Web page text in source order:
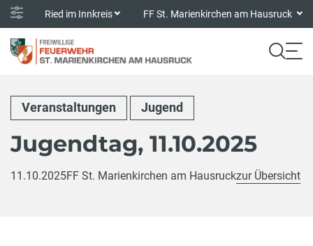
Ried im Innkreis FF St. Marienkirchen am Hausruck
Veranstaltungen Jugend
Jugendtag, 11.10.2025
11.10.2025FF St. Marienkirchen am Hausruckzur Übersicht